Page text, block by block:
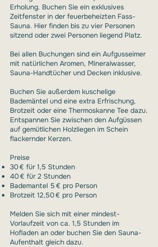
Erholung. Buchen Sie ein exklusives
Zeitfenster in der feuerbeheizten Fass-
Sauna. Hier finden bis zu vier Personen
sitzend oder zwei Personen liegend Platz.
Bei allen Buchungen sind ein Aufgusseimer
mit natürlichen Aromen, Mineralwasser,
Sauna-Handtücher und Decken inklusive.
Buchen Sie außerdem kuschelige
Bademäntel und eine extra Erfrischung,
Brotzeit oder eine Thermoskanne Tee dazu.
Entspannen Sie zwischen den Aufgüssen
auf gemütlichen Holzliegen im Schein
flackernder Kerzen.
Preise
30 € für 1,5 Stunden
40 € für 2 Stunden
Bademantel 5 € pro Person
Brotzeit 12,50 € pro Person
Melden Sie sich mit einer mindest-
Vorlaufzeit von ca. 1,5 Stunden im
Hofladen an oder buchen Sie den Sauna-
Aufenthalt gleich dazu.